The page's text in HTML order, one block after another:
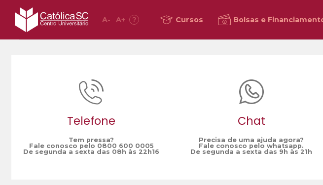
A- A+ ? Cursos Bolsas e
Home ensino à distância
Telefone
Tem pressa?
Fale conosco pelo 0800 600 0005
De segunda a sexta das 08h às 22h16
Chat
Precisa de uma ajuda agora?
Fale conosco pelo whatsapp.
De segunda a sexta das 9h às 21h